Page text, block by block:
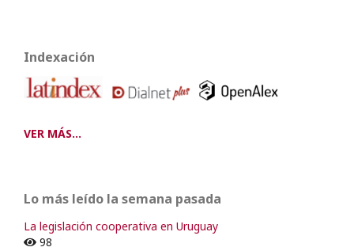
Indexación
VER MÁS...
Lo más leído la semana pasada
La legislación cooperativa en Uruguay
98